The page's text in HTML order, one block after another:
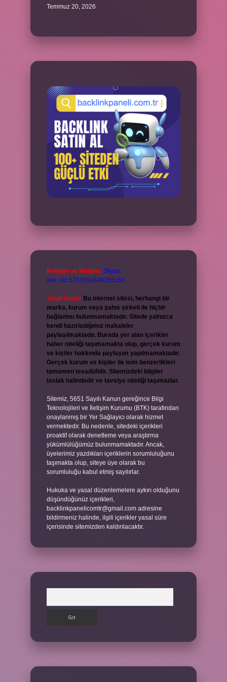
Temmuz 20, 2026
Reklam ve İletişim: Skype:
live:.cid.575569c608265c69
Yasal Uyarı: Bu internet sitesi, herhangi bir
marka, kurum veya şahıs şirketi ile hiçbir
bağlantısı bulunmamaktadır. Sitede yalnızca
kendi hazırladığımız makaleler
paylaşılmaktadır. Burada yer alan içerikler
haber niteliği taşımamakta olup, gerçek kurum
ve kişiler hakkında paylaşım yapılmamaktadır.
Gerçek kurum ve kişiler ile isim benzerlikleri
tamamen tesadüfidir. Sitemizdeki bilgiler
taslak halindedir ve tavsiye niteliği taşımazlar.
Sitemiz, 5651 Sayılı Kanun gereğince Bilgi
Teknolojileri ve İletişim Kurumu (BTK) tarafından
onaylanmış bir Yer Sağlayıcı olarak hizmet
vermektedir. Bu nedenle, sitedeki içerikleri
proaktif olarak denetleme veya araştırma
yükümlülüğümüz bulunmamaktadır. Ancak,
üyelerimiz yazdıkları içeriklerin sorumluluğunu
taşımakta olup, siteye üye olarak bu
sorumluluğu kabul etmiş sayılırlar.
Hukuka ve yasal düzenlemelere aykırı olduğunu
düşündüğünüz içerikleri,
backlinkpanelicomtr@gmail.com adresine
bildirmeniz halinde, ilgili içerikler yasal süre
içerisinde sitemizden kaldırılacaktır.